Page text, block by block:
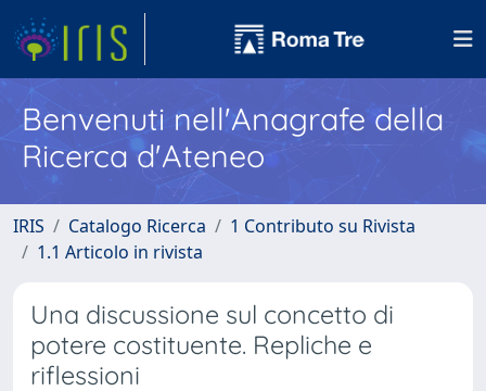
Benvenuti nell'Anagrafe della
Ricerca d'Ateneo
IRIS Catalogo Ricerca
1 Contributo su Rivista
1.1 Articolo in rivista
Una discussione sul concetto di
potere costituente. Repliche e
riflessioni